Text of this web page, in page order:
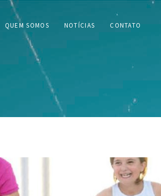
QUEM SOMOS NOTÍCIAS CONTATO